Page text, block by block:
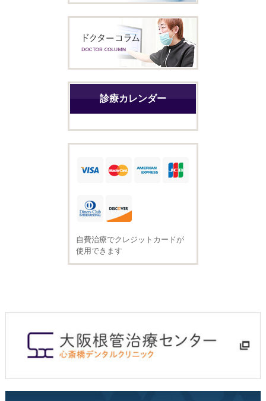
診療カレンダー
自費治療でクレジットカードが
使用できます